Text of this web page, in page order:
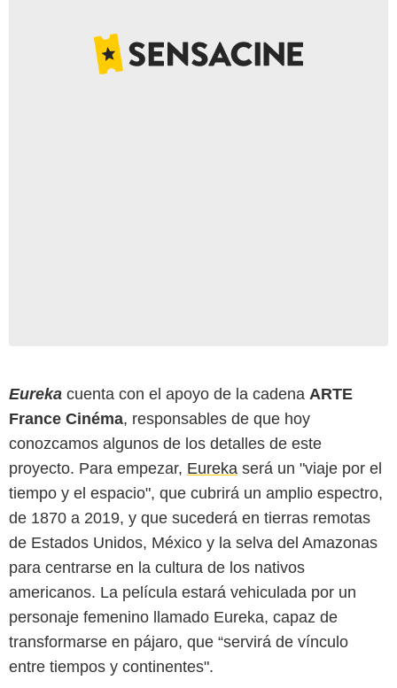
Eureka cuenta con el apoyo de la cadena ARTE
France Cinéma, responsables de que hoy
conozcamos algunos de los detalles de este
proyecto. Para empezar, Eureka será un "viaje por el
tiempo y el espacio", que cubrirá un amplio espectro,
de 1870 a 2019, y que sucederá en tierras remotas
de Estados Unidos, México y la selva del Amazonas
para centrarse en la cultura de los nativos
americanos. La película estará vehiculada por un
personaje femenino llamado Eureka, capaz de
transformarse en pájaro, que “servirá de vínculo
entre tiempos y continentes".